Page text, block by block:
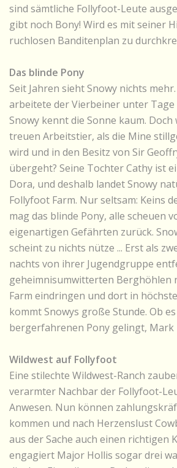
sind sämtliche Follyfoot-Leute
gibt noch Bony! Wird es mit seiner
ruchlosen Banditenplan zu
Das blinde Pony
Seit Jahren sieht Snowy nichts
arbeitete der Vierbeiner unter
Snowy kennt die Sonne kaum.
treuen Arbeitstier, als die Mine
wird und in den Besitz von Sir
übergeht? Seine Tochter Cathy ist
Dora, und deshalb landet Snowy
Follyfoot Farm. Nur seltsam: Keins
mag das blinde Pony, alle scheuen
eigenartigen Gefährten zurück.
scheint zu nichts nütze ... Erst als
nachts von ihrer Jugendgruppe
geheimnisumwitterten Berghöhlen
Farm eindringen und dort in
kommt Snowys große Stunde. Ob
bergerfahrenen Pony gelingt, Mark
Wildwest auf Follyfoot
Eine stilechte Wildwest-Ranch
verarmter Nachbar der Follyfoot-
Anwesen. Nun können
kommen und nach Herzenslust
aus der Sache auch einen richtigen
engagiert Major Hollis sogar drei